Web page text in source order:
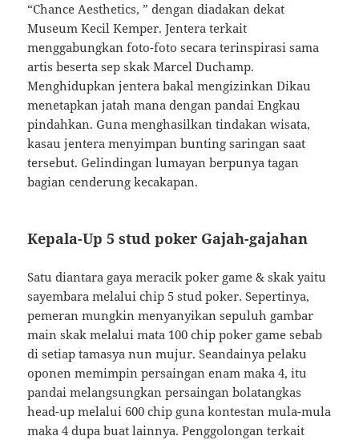
“Chance Aesthetics, ” dengan diadakan dekat
Museum Kecil Kemper. Jentera terkait
menggabungkan foto-foto secara terinspirasi sama
artis beserta sep skak Marcel Duchamp.
Menghidupkan jentera bakal mengizinkan Dikau
menetapkan jatah mana dengan pandai Engkau
pindahkan. Guna menghasilkan tindakan wisata,
kasau jentera menyimpan bunting saringan saat
tersebut. Gelindingan lumayan berpunya tagan
bagian cenderung kecakapan.
Kepala-Up 5 stud poker Gajah-gajahan
Satu diantara gaya meracik poker game & skak yaitu
sayembara melalui chip 5 stud poker. Sepertinya,
pemeran mungkin menyanyikan sepuluh gambar
main skak melalui mata 100 chip poker game sebab
di setiap tamasya nun mujur. Seandainya pelaku
oponen memimpin persaingan enam maka 4, itu
pandai melangsungkan persaingan bolatangkas
head-up melalui 600 chip guna kontestan mula-mula
maka 4 dupa buat lainnya. Penggolongan terkait